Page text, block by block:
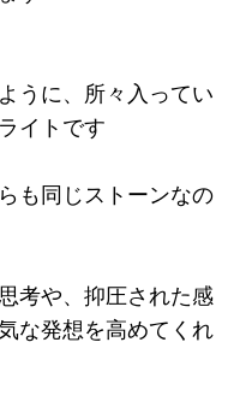
うに、所々入ってい
イトです
も同じストーンなの
考や、抑圧された感
な発想を高めてくれ